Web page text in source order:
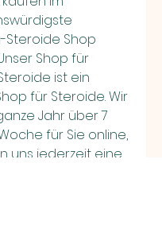
Steroide Shop
Shop für
ist ein
für Steroide. Wir
Jahr über 7
für Sie online,
uns jederzeit eine